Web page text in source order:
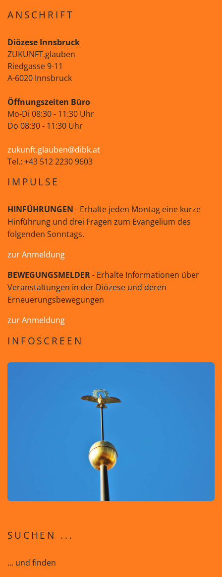
ANSCHRIFT
Diözese Innsbruck
ZUKUNFT.glauben
Riedgasse 9-11
A-6020 Innsbruck
Öffnungszeiten Büro
Mo-Di 08:30 - 11:30 Uhr
Do 08:30 - 11:30 Uhr
zukunft.glauben@dibk.at
Tel.: +43 512 2230 9603
IMPULSE
HINFÜHRUNGEN - Erhalte jeden Montag eine kurze
Hinführung und drei Fragen zum Evangelium des
folgenden Sonntags.
zur Anmeldung
BEWEGUNGSMELDER- Erhalte Informationen über
Veranstaltungen in der Diözese und deren
Erneuerungsbewegungen
zur Anmeldung
INFOSCREEN
SUCHEN ...
... und finden